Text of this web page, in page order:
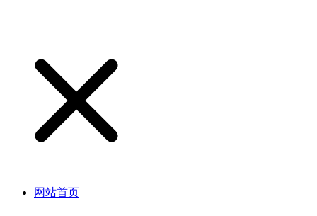
网站首页